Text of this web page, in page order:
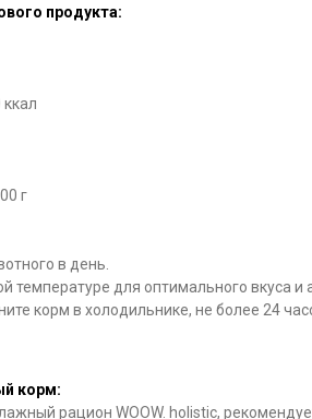
продукта:
г
в день.
температуре для оптимального вкуса и
корм в холодильнике, не более 24
корм:
рацион WOOW. holistic,